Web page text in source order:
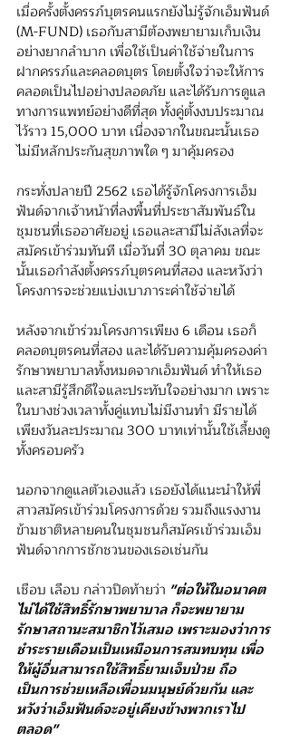
เมื่อครั้งตั้งครรภ์บุตรคนแรกยังไม่รู้จักเอ็มฟันด์
(M-FUND) เธอกับสามีต้องพยายามเก็บเงิน
อย่างยากลำบาก เพื่อใช้เป็นค่าใช้จ่ายในการ
ฝากครรภ์และคลอดบุตร โดยตั้งใจว่าจะให้การ
คลอดเป็นไปอย่างปลอดภัย และได้รับการดูแล
ทางการแพทย์อย่างดีที่สุด ทั้งคู่ตั้งงบประมาณ
ไว้ราว 15,000 บาท เนื่องจากในขณะนั้นเธอ
ไม่มีหลักประกันสุขภาพใด ๆ มาคุ้มครอง
กระทั่งปลายปี 2562 เธอได้รู้จักโครงการเอ็ม
ฟันด์จากเจ้าหน้าที่ลงพื้นที่ประชาสัมพันธ์ใน
ชุมชนที่เธออาศัยอยู่ เธอและสามีไม่ลังเลที่จะ
สมัครเข้าร่วมทันที เมื่อวันที่ 30 ตุลาคม ขณะ
นั้นเธอกำลังตั้งครรภ์บุตรคนที่สอง และหวังว่า
โครงการจะช่วยแบ่งเบาภาระค่าใช้จ่ายได้
หลังจากเข้าร่วมโครงการเพียง 6 เดือน เธอก็
คลอดบุตรคนที่สอง และได้รับความคุ้มครองค่า
รักษาพยาบาลทั้งหมดจากเอ็มฟันด์ ทำให้เธอ
และสามีรู้สึกดีใจและประทับใจอย่างมาก เพราะ
ในบางช่วงเวลาทั้งคู่แทบไม่มีงานทำ มีรายได้
เพียงวันละประมาณ 300 บาทเท่านั้นใช้เลี้ยงดู
ทั้งครอบครัว
นอกจากดูแลตัวเองแล้ว เธอยังได้แนะนำให้พี่
สาวสมัครเข้าร่วมโครงการด้วย รวมถึงแรงงาน
ข้ามชาติหลายคนในชุมชนก็สมัครเข้าร่วมเอ็ม
ฟันด์จากการชักชวนของเธอเช่นกัน
เชือบ เลือบ กล่าวปิดท้ายว่า "ต่อให้ในอนาคต
ไม่ได้ใช้สิทธิ์รักษาพยาบาล ก็จะพยายาม
รักษาสถานะสมาชิกไว้เสมอ เพราะมองว่าการ
ชำระรายเดือนเป็นเหมือนการสมทบทุน เพื่อ
ให้ผู้อื่นสามารถใช้สิทธิ์ยามเจ็บป่วย ถือ
เป็นการช่วยเหลือเพื่อนมนุษย์ด้วยกัน และ
หวังว่าเอ็มฟันด์จะอยู่เคียงข้างพวกเราไป
ตลอด"